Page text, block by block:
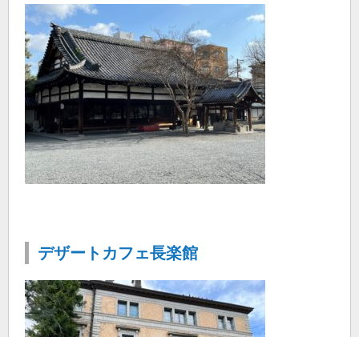
デザートカフェ長楽館